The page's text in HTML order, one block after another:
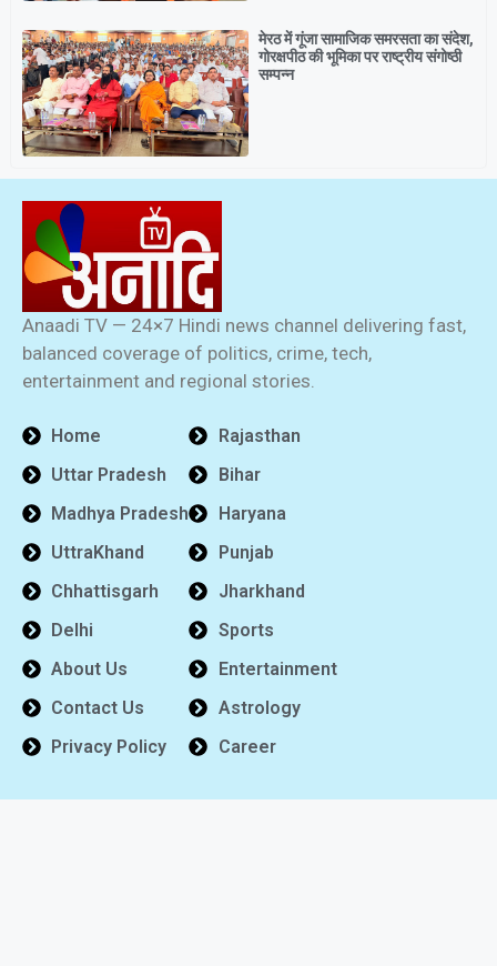
मेरठ में गूंजा सामाजिक समरसता का संदेश,
गोरक्षपीठ की भूमिका पर राष्ट्रीय संगोष्ठी
सम्पन्न
Anaadi TV — 24×7 Hindi news channel delivering fast,
balanced coverage of politics, crime, tech,
entertainment and regional stories.
Home
Uttar Pradesh
Madhya Pradesh
UttraKhand
Chhattisgarh
Delhi
About Us
Contact Us
Privacy Policy
Rajasthan
Bihar
Haryana
Punjab
Jharkhand
Sports
Entertainment
Astrology
Career